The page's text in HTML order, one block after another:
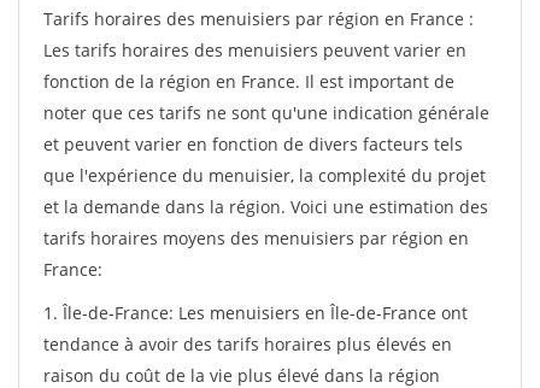
Tarifs horaires des menuisiers par région en France :
Les tarifs horaires des menuisiers peuvent varier en
fonction de la région en France. Il est important de
noter que ces tarifs ne sont qu'une indication générale
et peuvent varier en fonction de divers facteurs tels
que l'expérience du menuisier, la complexité du projet
et la demande dans la région. Voici une estimation des
tarifs horaires moyens des menuisiers par région en
France:
1. Île-de-France: Les menuisiers en Île-de-France ont
tendance à avoir des tarifs horaires plus élevés en
raison du coût de la vie plus élevé dans la région